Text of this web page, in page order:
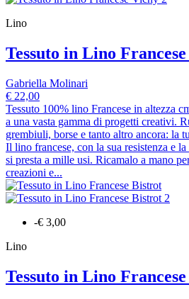
Lino
Tessuto in Lino
Gabriella Molinari
€ 22,00
Tessuto 100% lino Francese in altezza
a una vasta gamma di progetti creativi.
grembiuli, borse e tanto altro ancora: la
Il lino francese, con la sua resistenza e
si presta a mille usi. Ricamalo a mano
creazioni e...
-€ 3,00
Lino
Tessuto in Lino